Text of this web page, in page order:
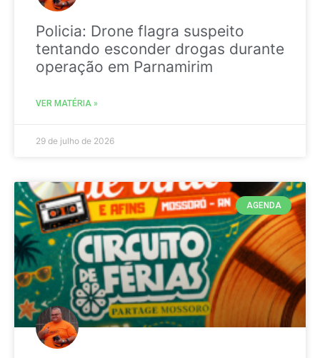
Policia: Drone flagra suspeito
tentando esconder drogas durante
operação em Parnamirim
VER MATÉRIA »
29 de julho de 2026
AGENDA